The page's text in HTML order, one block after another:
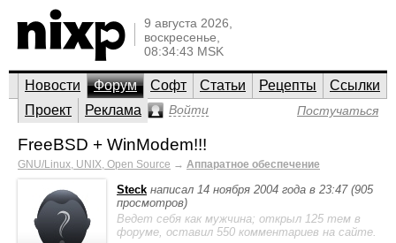
9 августа 2026,
воскресенье,
08:34:43 MSK
Новости Форум Софт Статьи Рецепты
Ссылки
Проект
Реклама Войти Постучаться
FreeBSD + WinModem!!!
GNU/Linux, UNIX, Open Source → Аппаратное обеспечение
Steck написал 14 ноября 2004 года в 23:47 (905
просмотров)
Ведет себя как мужчина; открыл 125 тем в
форуме, оставил 550 комментариев на сайте.